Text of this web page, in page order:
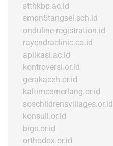
stthkbp.ac.id
smpn5tangsel.sch.id
onduline-registration.id
rayendraclinic.co.id
aplikasi.ac.id
kontroversi.or.id
gerakaceh.or.id
kaltimcemerlang.or.id
soschildrensvillages.or.id
konsuil.or.id
bigs.or.id
orthodox.or.id